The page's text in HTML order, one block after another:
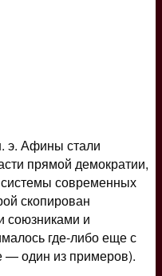
э. Афины стали
прямой демократии,
системы современных
скопирован
союзниками и
где-либо еще с
— один из примеров).